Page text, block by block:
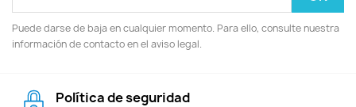
Puede darse de baja en cualquier momento. Para ello, consulte nuestra
información de contacto en el aviso legal.
Política de seguridad